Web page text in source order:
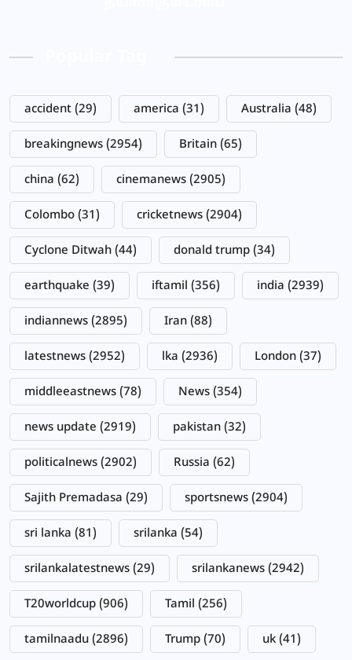
accident (29) america (31) Australia (48)
breakingnews (2954) Britain (65)
china (62) cinemanews (2905)
Colombo (31) cricketnews (2904)
Cyclone Ditwah (44) donald trump (34)
earthquake (39) iftamil (356) india (2939)
indiannews (2895) Iran (88)
latestnews (2952) lka (2936) London (37)
middleeastnews (78) News (354)
news update (2919) pakistan (32)
politicalnews (2902) Russia (62)
Sajith Premadasa (29) sportsnews (2904)
sri lanka (81) srilanka (54)
srilankalatestnews (29) srilankanews (2942)
T20worldcup (906) Tamil (256)
tamilnaadu (2896) Trump (70) uk (41)